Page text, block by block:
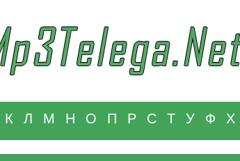
К Л М Н О П Р С Т У Ф Х